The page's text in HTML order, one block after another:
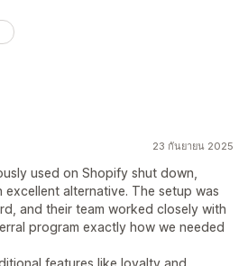
23 กันยายน 2025
used on Shopify shut down,
excellent alternative. The setup was
and their team worked closely with
program exactly how we needed